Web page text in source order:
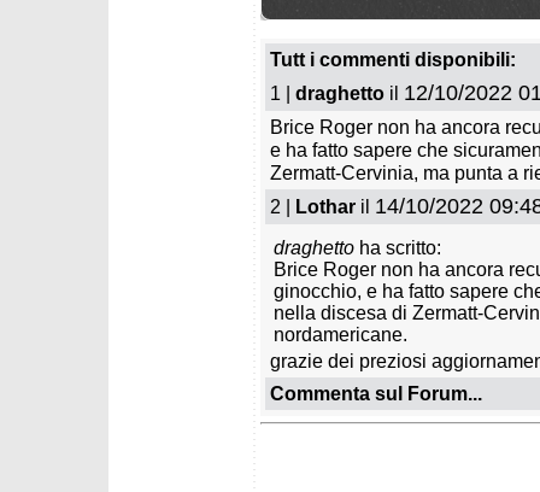
tendine rotuleo
veloci
domenica 15 marzo 2026
Finali Kvitfjell 2026: tutti gli
azzurri qualificati
Finali
in
Tutt i commenti disponibili:
1 | draghetto il 12/10/2022
Brice Roger non ha ancora
e ha fatto sapere che
Zermatt-Cervinia, ma punta a
2 | Lothar il 14/10/2022
draghetto ha scritto:
Brice Roger non ha ancora
ginocchio, e ha fatto sapere
nella discesa di Zermatt-
nordamericane.
grazie dei preziosi
Commenta sul Forum...